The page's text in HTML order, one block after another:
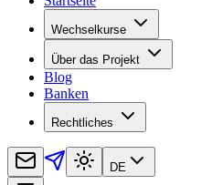
Wechselkurse
Über das Projekt
Blog
Banken
Rechtliches
DE